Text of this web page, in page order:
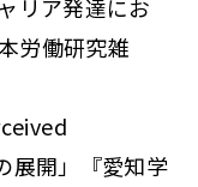
リア発達にお
労働研究雑
開」『愛知学